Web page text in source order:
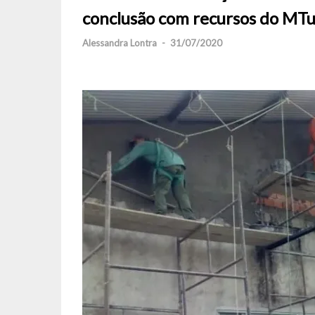
conclusão com recursos do
Alessandra Lontra - 31/07/2020